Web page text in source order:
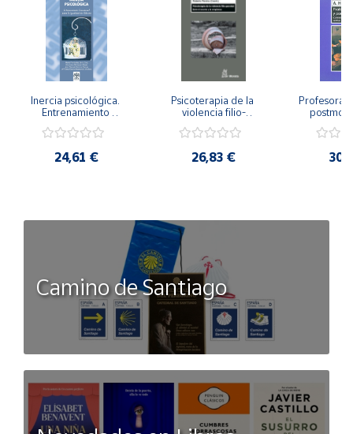
Inercia psicológica.
Entrenamiento
Igualdad de Género.
24,61 €
Psicoterapia de la
violencia filio-
secreto y la
26,83 €
Camino de Santiago